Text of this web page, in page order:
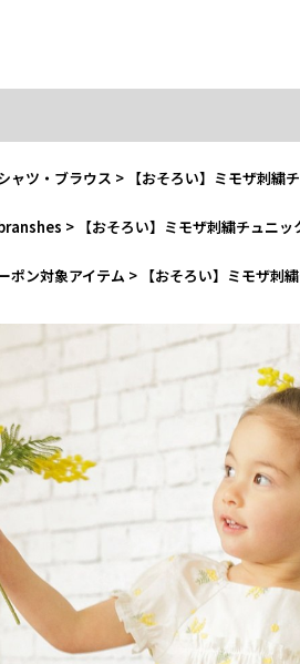
ャツ・ブラウス > 【おそろい】ミモザ刺繍
> 【おそろい】ミモザ刺繍チュニッ
ポン対象アイテム > 【おそろい】ミモザ刺